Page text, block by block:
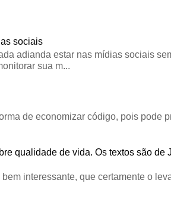
sociais
adianda estar nas mídias sociais
sua m...
de economizar código, pois pode
qualidade de vida. Os textos são de
interessante, que certamente o